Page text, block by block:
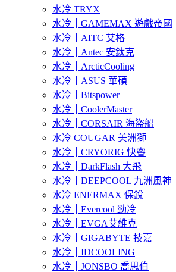
水冷 TRYX
水冷┃GAMEMAX 遊戲帝國
水冷┃AITC 艾格
水冷┃Antec 安鈦克
水冷┃ArcticCooling
水冷┃ASUS 華碩
水冷┃Bitspower
水冷┃CoolerMaster
水冷┃CORSAIR 海盜船
水冷 COUGAR 美洲獅
水冷┃CRYORIG 快睿
水冷┃DarkFlash 大飛
水冷┃DEEPCOOL 九洲風神
水冷 ENERMAX 保銳
水冷┃Evercool 勁冷
水冷┃EVGA艾維克
水冷┃GIGABYTE 技嘉
水冷┃IDCOOLING
水冷┃JONSBO 喬思伯